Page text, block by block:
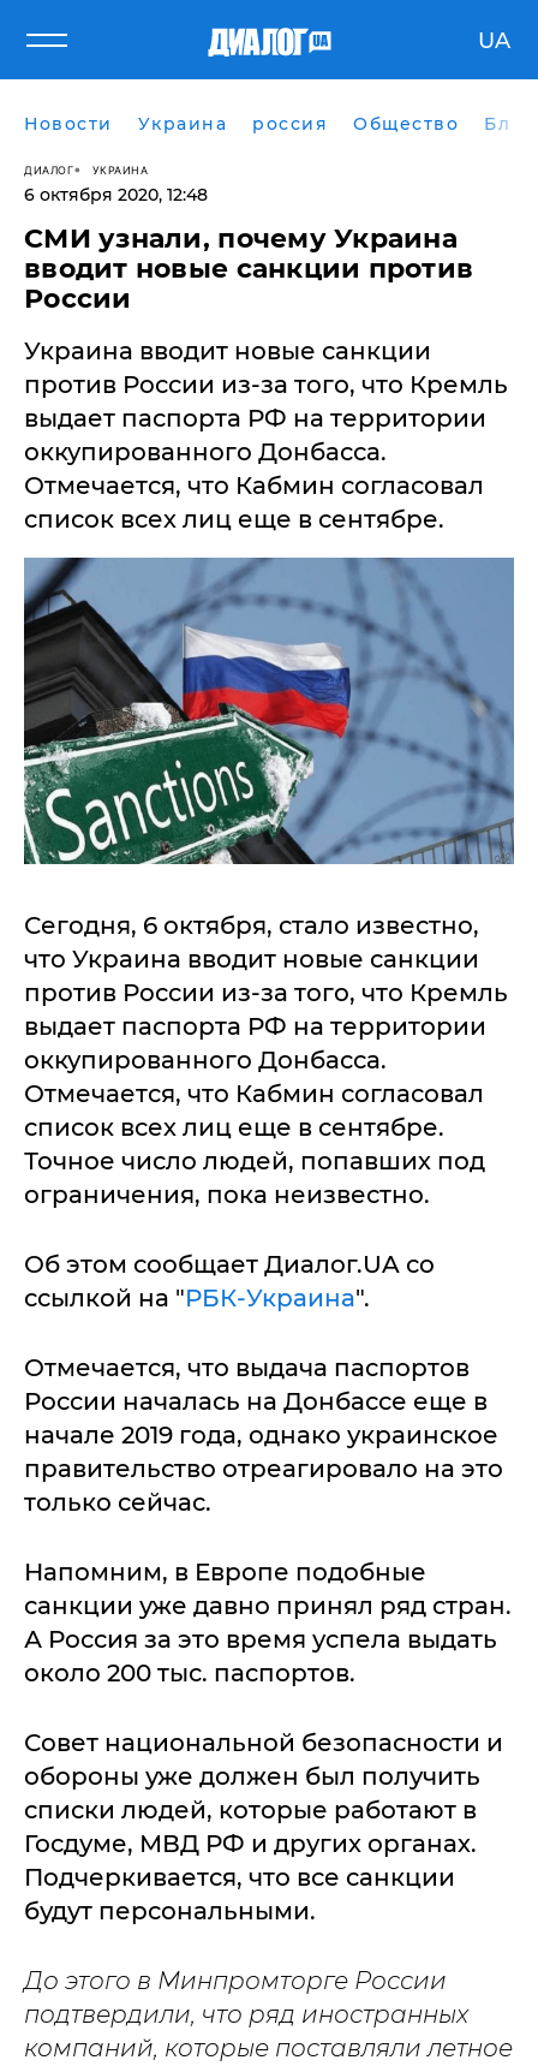
UA
Новости Украина россия Общество
ДИАЛОГ УКРАИНА
6 октября 2020, 12:48
СМИ узнали, почему Украина
вводит новые санкции против
России
Украина вводит новые санкции
против России из-за того, что Кремль
выдает паспорта РФ на территории
оккупированного Донбасса.
Отмечается, что Кабмин согласовал
список всех лиц еще в сентябре.
Сегодня, 6 октября, стало известно,
что Украина вводит новые санкции
против России из-за того, что Кремль
выдает паспорта РФ на территории
оккупированного Донбасса.
Отмечается, что Кабмин согласовал
список всех лиц еще в сентябре.
Точное число людей, попавших под
ограничения, пока неизвестно.
Об этом сообщает Диалог.UA со
ссылкой на "РБК-Украина".
Отмечается, что выдача паспортов
России началась на Донбассе еще в
начале 2019 года, однако украинское
правительство отреагировало на это
только сейчас.
Напомним, в Европе подобные
санкции уже давно принял ряд стран.
А Россия за это время успела выдать
около 200 тыс. паспортов.
Совет национальной безопасности и
обороны уже должен был получить
списки людей, которые работают в
Госдуме, МВД РФ и других органах.
Подчеркивается, что все санкции
будут персональными.
До этого в Минпромторге России
подтвердили, что ряд иностранных
компаний, которые поставляли летное